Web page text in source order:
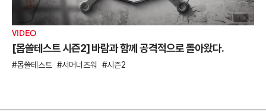
VIDEO
[몹쓸테스트 시즌2] 바람과 함께 공격적으로 돌아왔다.
몹쓸테스트 서머너즈워 시즌2